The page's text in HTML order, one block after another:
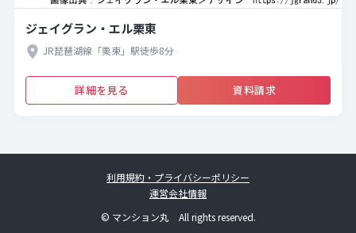
ジェイグラン・エル栗東
JR琵琶湖線「栗東」駅徒歩8分
詳細を見る 資料請求
利用規約・プライバシーポリシー
運営会社情報
© マンション丸 All rights reserved.